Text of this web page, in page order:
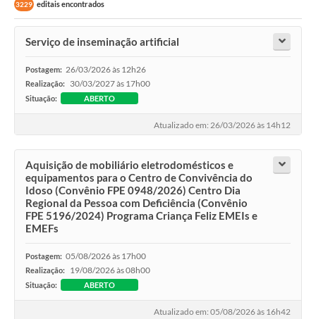
3229 editais encontrados
Serviço de inseminação artificial
Postagem: 26/03/2026 às 12h26
Realização: 30/03/2027 às 17h00
Situação: ABERTO
Atualizado em: 26/03/2026 às 14h12
Aquisição de mobiliário eletrodomésticos e
equipamentos para o Centro de Convivência do
Idoso (Convênio FPE 0948/2026) Centro Dia
Regional da Pessoa com Deficiência (Convênio
FPE 5196/2024) Programa Criança Feliz EMEIs e
EMEFs
Postagem: 05/08/2026 às 17h00
Realização: 19/08/2026 às 08h00
Situação: ABERTO
Atualizado em: 05/08/2026 às 16h42